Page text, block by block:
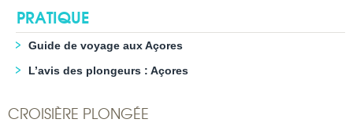
PRATIQUE
Guide de voyage aux Açores
L’avis des plongeurs : Açores
CROISIÈRE PLONGÉE